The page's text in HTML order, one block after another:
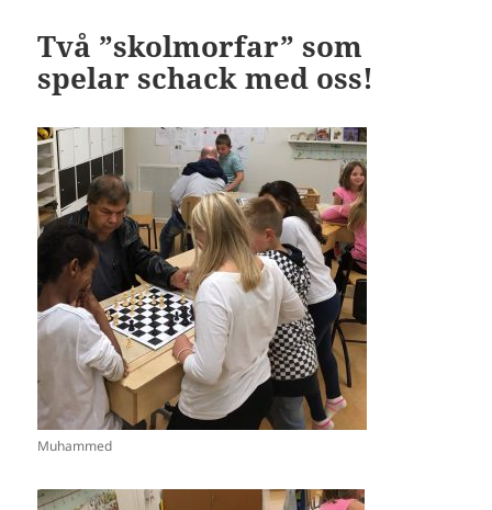
Två ”skolmorfar” som
spelar schack med oss!
Muhammed